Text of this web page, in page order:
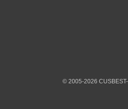
© 2005-2026